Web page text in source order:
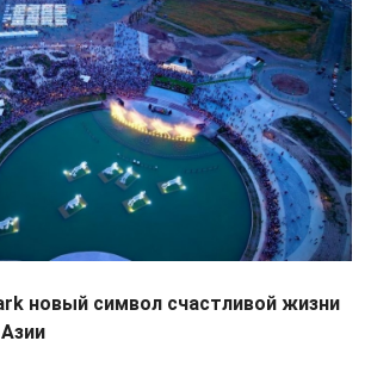
новый символ счастливой жизни